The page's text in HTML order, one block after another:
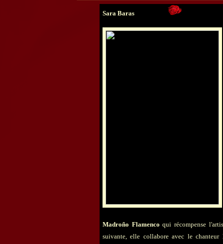
Sara Baras
Madroño Flamenco qui récompense
suivante, elle collabore avec le chanteur